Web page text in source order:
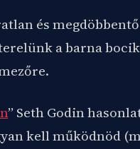
és
a barna
” Seth Godin
kell működnöd